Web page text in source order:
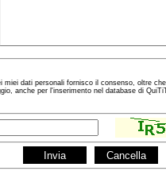
miei dati personali fornisco il consenso, oltre
anche per l'inserimento nel database di